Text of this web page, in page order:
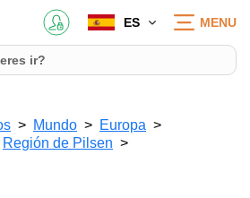
ES MENU
Mundo
Europa
Región de Pilsen